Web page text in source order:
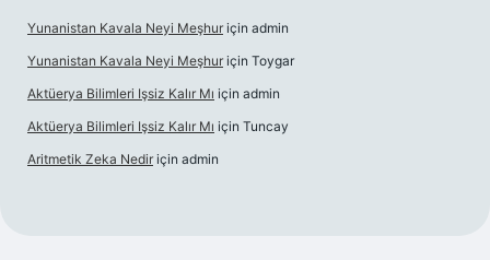
Yunanistan Kavala Neyi Meşhur için admin
Yunanistan Kavala Neyi Meşhur için Toygar
Aktüerya Bilimleri Işsiz Kalır Mı için admin
Aktüerya Bilimleri Işsiz Kalır Mı için Tuncay
Aritmetik Zeka Nedir için admin